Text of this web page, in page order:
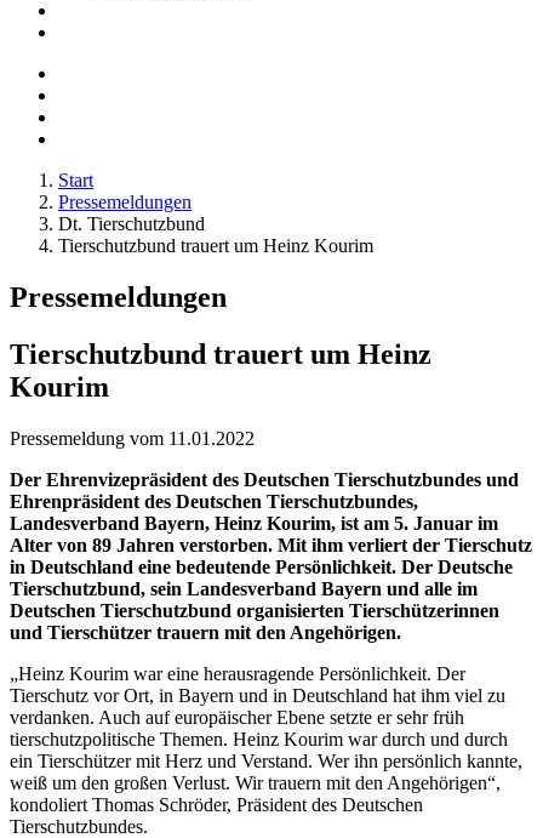
Start
Pressemeldungen
Dt. Tierschutzbund
Tierschutzbund trauert um Heinz Kourim
Pressemeldungen
Tierschutzbund trauert um Heinz
Kourim
Pressemeldung vom 11.01.2022
Der Ehrenvizepräsident des Deutschen Tierschutzbundes und
Ehrenpräsident des Deutschen Tierschutzbundes,
Landesverband Bayern, Heinz Kourim, ist am 5. Januar im
Alter von 89 Jahren verstorben. Mit ihm verliert der Tierschutz
in Deutschland eine bedeutende Persönlichkeit. Der Deutsche
Tierschutzbund, sein Landesverband Bayern und alle im
Deutschen Tierschutzbund organisierten Tierschützerinnen
und Tierschützer trauern mit den Angehörigen.
„Heinz Kourim war eine herausragende Persönlichkeit. Der
Tierschutz vor Ort, in Bayern und in Deutschland hat ihm viel zu
verdanken. Auch auf europäischer Ebene setzte er sehr früh
tierschutzpolitische Themen. Heinz Kourim war durch und durch
ein Tierschützer mit Herz und Verstand. Wer ihn persönlich kannte,
weiß um den großen Verlust. Wir trauern mit den Angehörigen“,
kondoliert Thomas Schröder, Präsident des Deutschen
Tierschutzbundes.